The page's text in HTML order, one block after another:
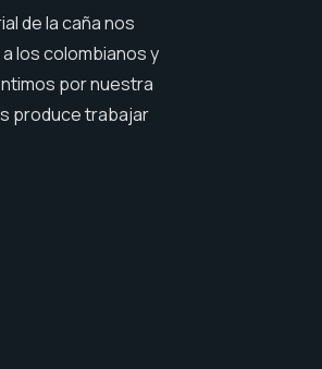
de la caña nos
los colombianos y
por nuestra
produce trabajar